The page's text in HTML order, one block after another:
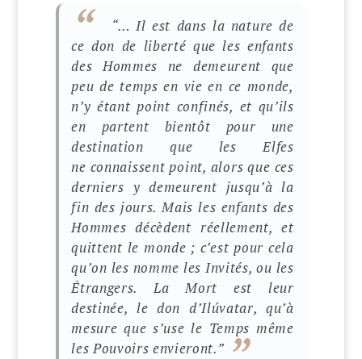
“… Il est dans la nature de
ce don de liberté que les enfants
des Hommes ne demeurent que
peu de temps en vie en ce monde,
n’y étant point confinés, et qu’ils
en partent bientôt pour une
destination que les Elfes
ne connaissent point, alors que ces
derniers y demeurent jusqu’à la
fin des jours. Mais les enfants des
Hommes décèdent réellement, et
quittent le monde ; c’est pour cela
qu’on les nomme les Invités, ou les
Étrangers. La Mort est leur
destinée, le don d’Ilúvatar, qu’à
mesure que s’use le Temps même
les Pouvoirs envieront.”